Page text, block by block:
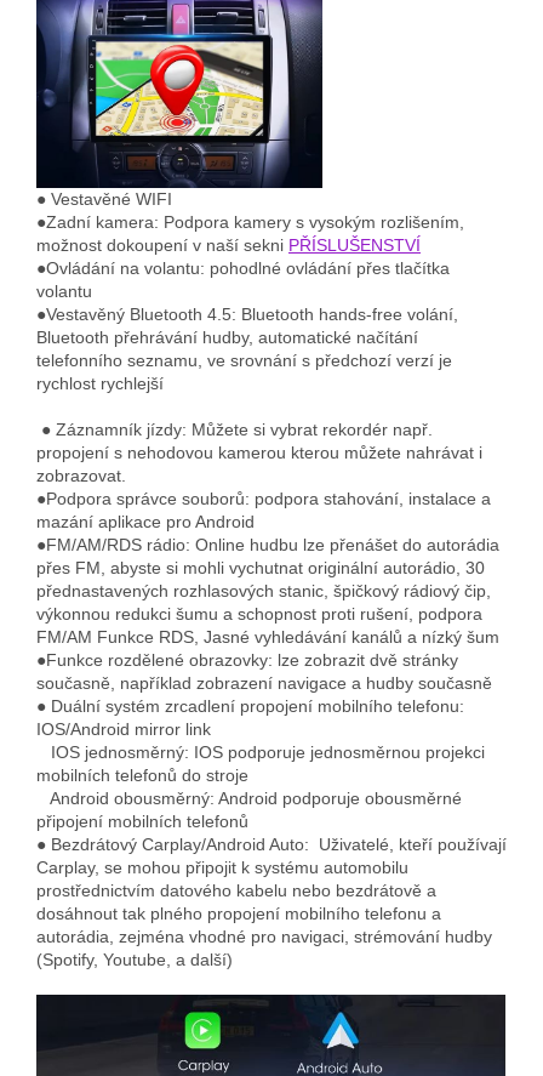
● Vestavěné WIFI
●Zadní kamera: Podpora kamery s vysokým rozlišením,
možnost dokoupení v naší sekni PŘÍSLUŠENSTVÍ
●Ovládání na volantu: pohodlné ovládání přes tlačítka
volantu
●Vestavěný Bluetooth 4.5: Bluetooth hands-free volání,
Bluetooth přehrávání hudby, automatické načítání
telefonního seznamu, ve srovnání s předchozí verzí je
rychlost rychlejší
● Záznamník jízdy: Můžete si vybrat rekordér např.
propojení s nehodovou kamerou kterou můžete nahrávat i
zobrazovat.
●Podpora správce souborů: podpora stahování, instalace a
mazání aplikace pro Android
●FM/AM/RDS rádio: Online hudbu lze přenášet do autorádia
přes FM, abyste si mohli vychutnat originální autorádio, 30
přednastavených rozhlasových stanic, špičkový rádiový čip,
výkonnou redukci šumu a schopnost proti rušení, podpora
FM/AM Funkce RDS, Jasné vyhledávání kanálů a nízký šum
●Funkce rozdělené obrazovky: lze zobrazit dvě stránky
současně, například zobrazení navigace a hudby současně
● Duální systém zrcadlení propojení mobilního telefonu:
IOS/Android mirror link
IOS jednosměrný: IOS podporuje jednosměrnou projekci
mobilních telefonů do stroje
Android obousměrný: Android podporuje obousměrné
připojení mobilních telefonů
● Bezdrátový Carplay/Android Auto: Uživatelé, kteří používají
Carplay, se mohou připojit k systému automobilu
prostřednictvím datového kabelu nebo bezdrátově a
dosáhnout tak plného propojení mobilního telefonu a
autorádia, zejména vhodné pro navigaci, strémování hudby
(Spotify, Youtube, a další)